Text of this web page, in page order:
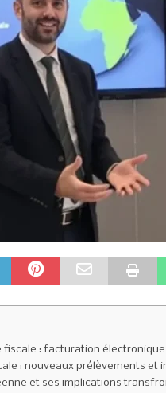
fiscale : facturation
: nouveaux prélèvements et
et ses implications